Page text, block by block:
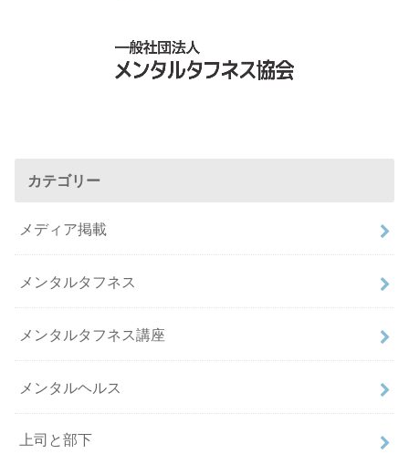
カテゴリー
メディア掲載
メンタルタフネス
メンタルタフネス講座
メンタルヘルス
上司と部下